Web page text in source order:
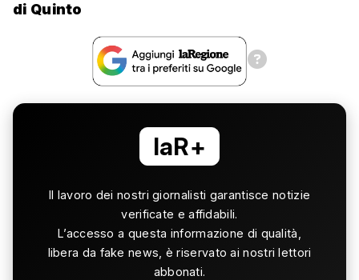
di Quinto
laR+
Il lavoro dei nostri giornalisti garantisce notizie
verificate e affidabili.
L’accesso a questa informazione di qualità,
libera da fake news, è riservato ai nostri lettori
abbonati.